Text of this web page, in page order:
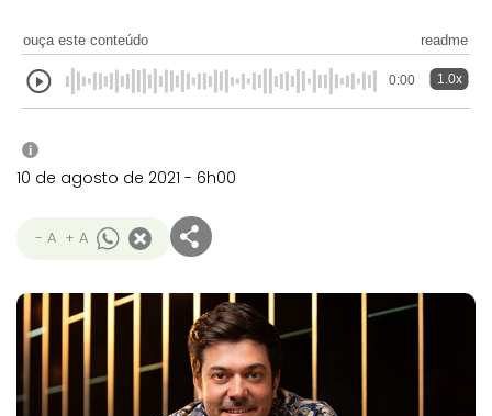
ouça este conteúdo readme
0:00 1.0x
i
10 de agosto de 2021 - 6h00
- A + A